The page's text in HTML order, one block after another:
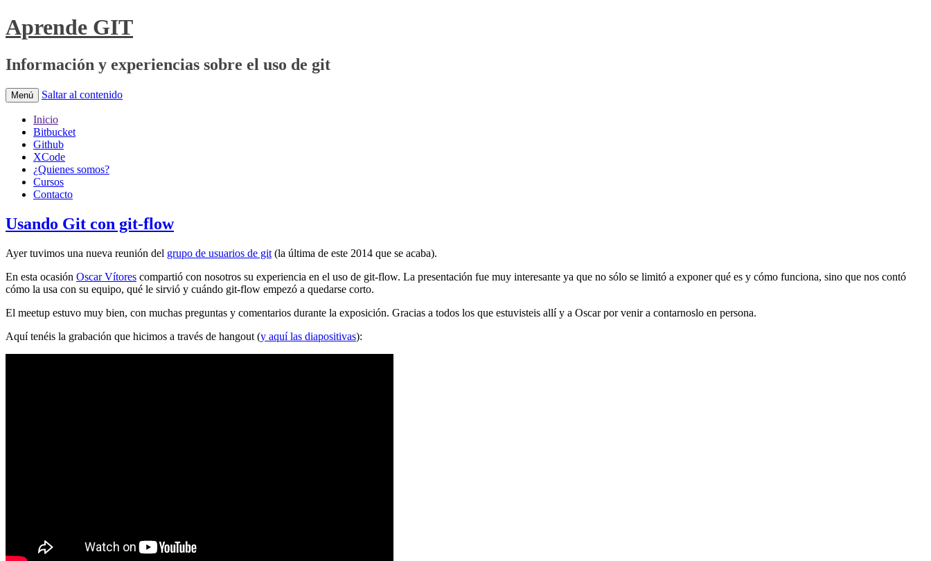
Aprende GIT
Información y experiencias sobre el uso de git
Menú Saltar al contenido
Inicio
Bitbucket
Github
XCode
¿Quienes somos?
Cursos
Contacto
Usando Git con git-flow
Ayer tuvimos una nueva reunión del grupo de usuarios de git (la última de este 2014 que se acaba).
En esta ocasión Oscar Vítores compartió con nosotros su experiencia en el uso de git-flow. La presentación fue muy interesante ya que no sólo se limitó a exponer qué es y cómo funciona, sino que nos contó
cómo la usa con su equipo, qué le sirvió y cuándo git-flow empezó a quedarse corto.
El meetup estuvo muy bien, con muchas preguntas y comentarios durante la exposición. Gracias a todos los que estuvisteis allí y a Oscar por venir a contarnoslo en persona.
Aquí tenéis la grabación que hicimos a través de hangout (y aquí las diapositivas):